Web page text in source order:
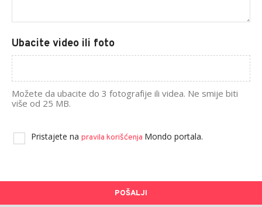
Ubacite video ili foto
Možete da ubacite do 3 fotografije ili videa. Ne smije biti
više od 25 MB.
Pristajete na pravila korišćenja Mondo portala.
POŠALJI